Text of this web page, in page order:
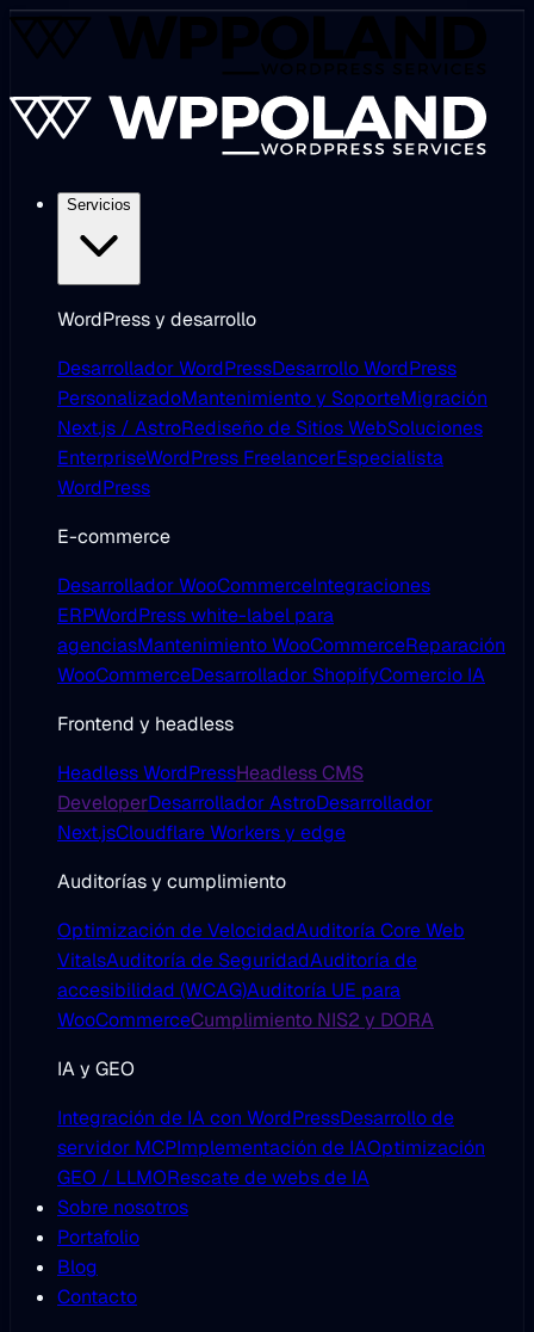
Servicios
WordPress y desarrollo
Desarrollador WordPressDesarrollo WordPress
PersonalizadoMantenimiento y SoporteMigración
Next.js / AstroRediseño de Sitios WebSoluciones
EnterpriseWordPress FreelancerEspecialista
WordPress
E-commerce
Desarrollador WooCommerceIntegraciones
ERPWordPress white-label para
agenciasMantenimiento WooCommerceReparación
WooCommerceDesarrollador ShopifyComercio IA
Frontend y headless
Headless WordPressHeadless CMS
DeveloperDesarrollador AstroDesarrollador
Next.jsCloudflare Workers y edge
Auditorías y cumplimiento
Optimización de VelocidadAuditoría Core Web
VitalsAuditoría de SeguridadAuditoría de
accesibilidad (WCAG)Auditoría UE para
WooCommerceCumplimiento NIS2 y DORA
IA y GEO
Integración de IA con WordPressDesarrollo de
servidor MCPImplementación de IAOptimización
GEO / LLMORescate de webs de IA
Sobre nosotros
Portafolio
Blog
Contacto